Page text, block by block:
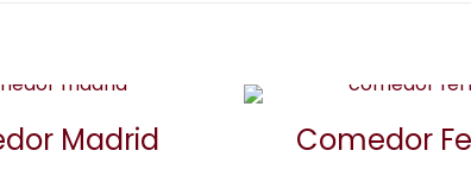
Madrid Comedor